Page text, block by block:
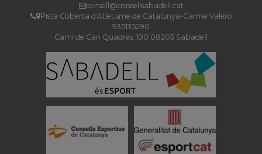
consell@consellsabadell.cat
Pista Coberta d'Atletisme de Catalunya-Carme Valero
935135290
Camí de Can Quadres, 190 08203 Sabadell